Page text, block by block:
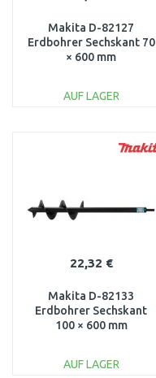
Makita D-82127
Erdbohrer Sechskant 70
× 600 mm
AUF LAGER
22,32 €
Makita D-82133
Erdbohrer Sechskant
100 × 600 mm
AUF LAGER